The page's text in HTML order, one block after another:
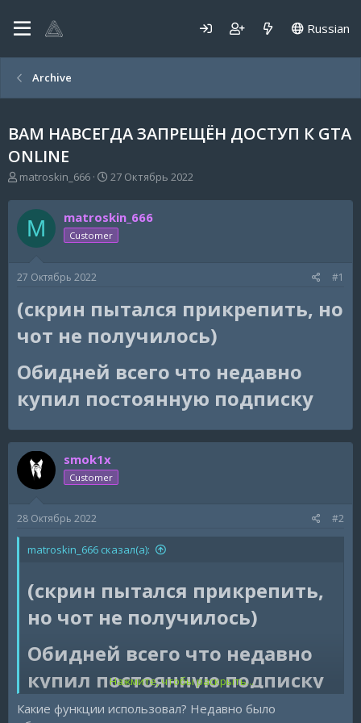
Russian
Archive
ВАМ НАВСЕГДА ЗАПРЕЩЁН ДОСТУП К GTA
ONLINE
А
т
о
р
м
matroskin_666
Д
т
а
н
а
27 Октябрь 2022
M matroskin_666
Customer
27 Октябрь 2022 #1
(скрин пытался прикрепить, но
чот не получилось)
Обидней всего что недавно
купил постоянную подписку
smok1x
Customer
28 Октябрь 2022 #2
matroskin_666 сказал(а):
(скрин пытался прикрепить,
но чот не получилось)
Обидней всего что недавно
купил постоянную подписку
Нажмите, чтобы раскрыть...
Какие функции использовал? Недавно было